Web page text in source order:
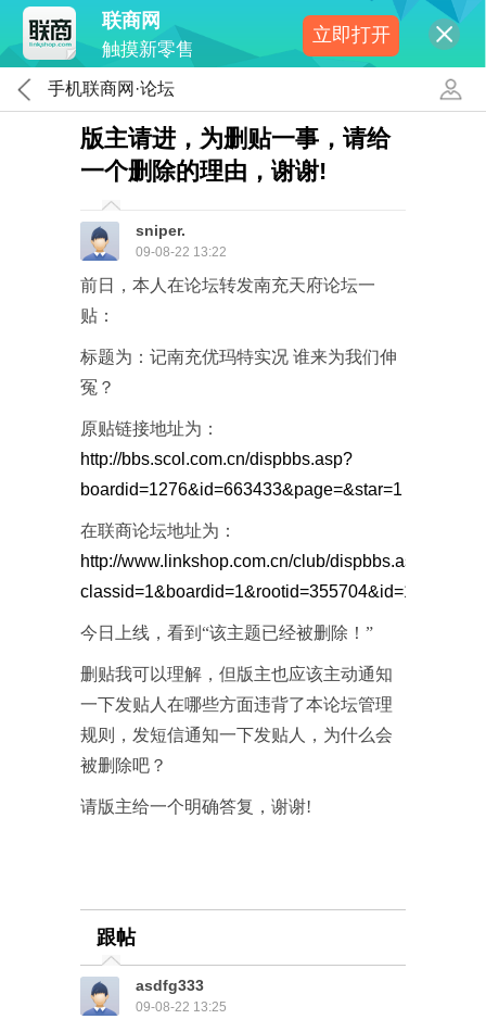
联商网
触摸新零售
立即打开
手机联商网·论坛
版主请进，为删贴一事，请给
一个删除的理由，谢谢!
sniper.
09-08-22 13:22
前日，本人在论坛转发南充天府论坛一
贴：
标题为：记南充优玛特实况 谁来为我们伸
冤？
原贴链接地址为：
http://bbs.scol.com.cn/dispbbs.asp?
boardid=1276&id=663433&page=&star=1
在联商论坛地址为：
http://www.linkshop.com.cn/club/dispbbs.aspx?
今日上线，看到“该主题已经被删除！”
删贴我可以理解，但版主也应该主动通知
一下发贴人在哪些方面违背了本论坛管理
规则，发短信通知一下发贴人，为什么会
被删除吧？
请版主给一个明确答复，谢谢!
跟帖
asdfg333
09-08-22 13:25